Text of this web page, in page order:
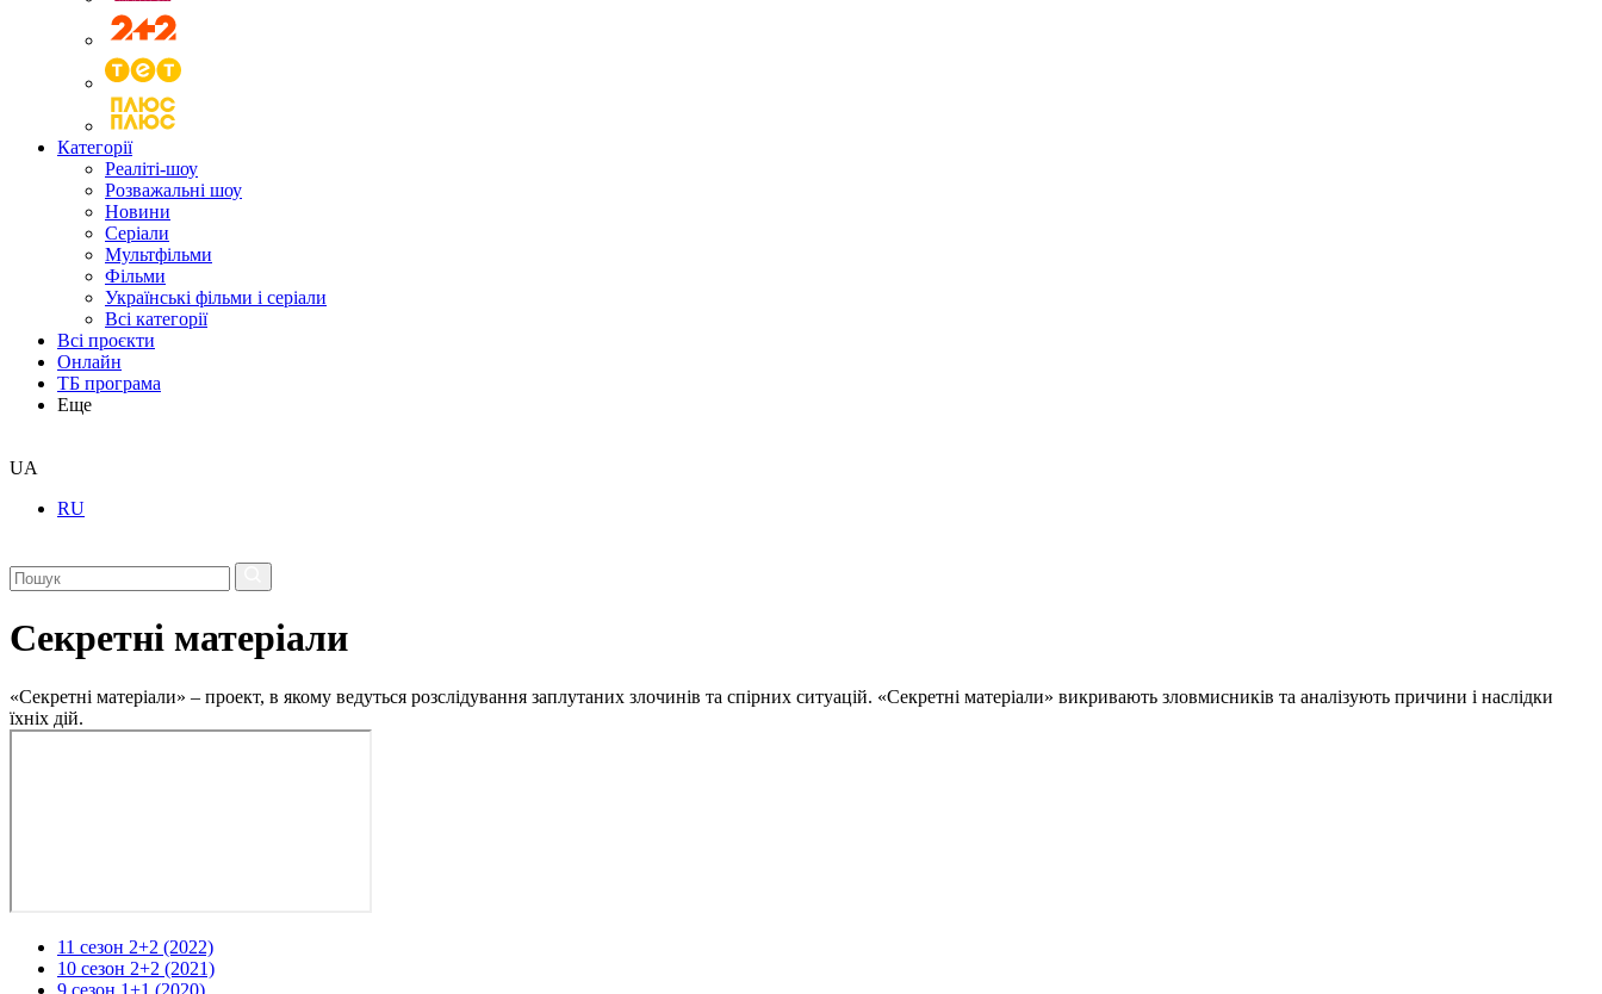
Категорії
Реаліті-шоу
Розважальні шоу
Новини
Серіали
Мультфільми
Фільми
Українські фільми і серіали
Всі категорії
Всі проєкти
Онлайн
ТБ програма
Еще
UA
RU
Секретні матеріали
«Секретні матеріали» – проект, в якому ведуться розслідування заплутаних злочинів та спірних ситуацій. «Секретні матеріали» викривають зловмисників та аналізують причини і наслідки
їхніх дій.
11 сезон 2+2 (2022)
10 сезон 2+2 (2021)
9 сезон 1+1 (2020)